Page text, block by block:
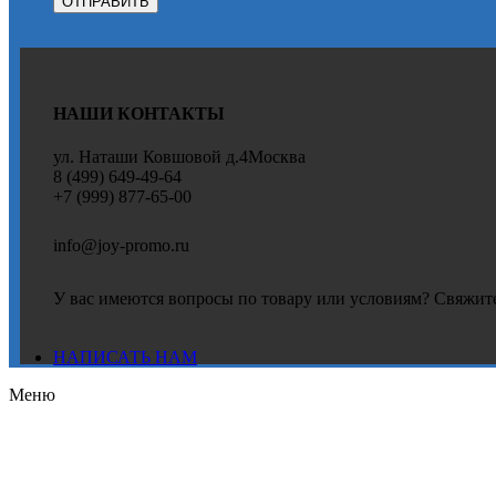
НАШИ КОНТАКТЫ
ул. Наташи Ковшовой д.4Москва
8 (499) 649-49-64
+7 (999) 877-65-00
info@joy-promo.ru
У вас имеются вопросы по товару или условиям?
НАПИСАТЬ НАМ
Меню